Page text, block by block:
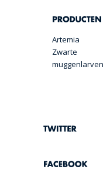
Artemia
Zwarte
muggenlarven